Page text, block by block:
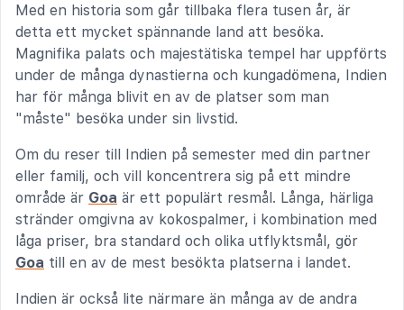
Med en historia som går tillbaka flera tusen år, är
detta ett mycket spännande land att besöka.
Magnifika palats och majestätiska tempel har uppförts
under de många dynastierna och kungadömena, Indien
har för många blivit en av de platser som man
"måste" besöka under sin livstid.
Om du reser till Indien på semester med din partner
eller familj, och vill koncentrera sig på ett mindre
område är Goa är ett populärt resmål. Långa, härliga
stränder omgivna av kokospalmer, i kombination med
låga priser, bra standard och olika utflyktsmål, gör
Goa till en av de mest besökta platserna i landet.
Indien är också lite närmare än många av de andra